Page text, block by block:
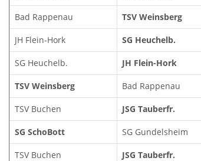
Bad Rappenau TSV Weinsberg
JH Flein-Hork SG Heuchelb.
SG Heuchelb. JH Flein-Hork
TSV Weinsberg Bad Rappenau
TSV Buchen JSG Tauberfr.
SG SchoBott SG Gundelsheim
TSV Buchen JSG Tauberfr.